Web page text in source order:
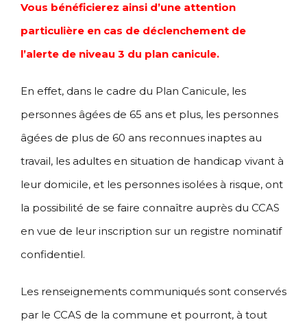
Vous bénéficierez ainsi d’une attention
particulière en cas de déclenchement de
l’alerte de niveau 3 du plan canicule.
En effet, dans le cadre du Plan Canicule, les
personnes âgées de 65 ans et plus, les personnes
âgées de plus de 60 ans reconnues inaptes au
travail, les adultes en situation de handicap vivant à
leur domicile, et les personnes isolées à risque, ont
la possibilité de se faire connaître auprès du CCAS
en vue de leur inscription sur un registre nominatif
confidentiel.
Les renseignements communiqués sont conservés
par le CCAS de la commune et pourront, à tout